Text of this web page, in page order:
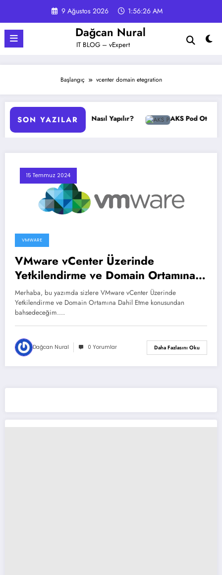
9 Ağustos 2026 1:56:27 AM
Dağcan Nural
IT BLOG – vExpert
Başlangıç vcenter domain etegration
SON YAZILAR
GPO Yedekleme Nasıl Yapılır? AKS Pod Otomatik
15 Temmuz 2024
VMWARE
VMware vCenter Üzerinde
Yetkilendirme ve Domain Ortamına
Dahil Etme
Merhaba, bu yazımda sizlere VMware vCenter Üzerinde
Yetkilendirme ve Domain Ortamına Dahil Etme konusundan
bahsedeceğim.…
Dağcan Nural 0 Yorumlar Daha Fazlasını Oku